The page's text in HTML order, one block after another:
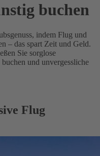
buchen
indem Flug und
– das spart Zeit und Geld.
Sie sorglose
und unvergessliche
Flug